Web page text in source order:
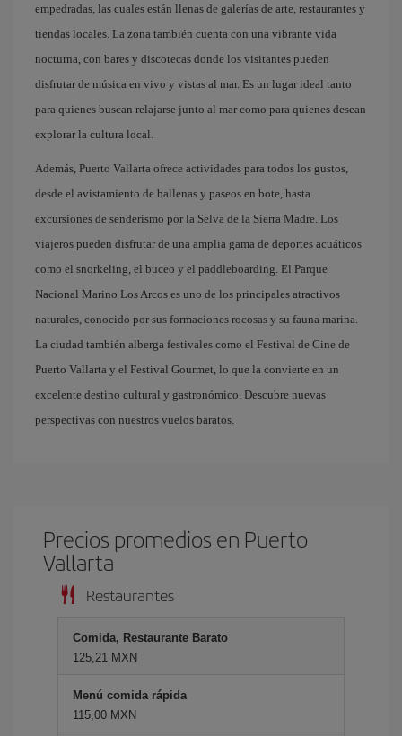
empedradas, las cuales están llenas de galerías de arte, restaurantes y
tiendas locales. La zona también cuenta con una vibrante vida
nocturna, con bares y discotecas donde los visitantes pueden
disfrutar de música en vivo y vistas al mar. Es un lugar ideal tanto
para quienes buscan relajarse junto al mar como para quienes desean
explorar la cultura local.
Además, Puerto Vallarta ofrece actividades para todos los gustos,
desde el avistamiento de ballenas y paseos en bote, hasta
excursiones de senderismo por la Selva de la Sierra Madre. Los
viajeros pueden disfrutar de una amplia gama de deportes acuáticos
como el snorkeling, el buceo y el paddleboarding. El Parque
Nacional Marino Los Arcos es uno de los principales atractivos
naturales, conocido por sus formaciones rocosas y su fauna marina.
La ciudad también alberga festivales como el Festival de Cine de
Puerto Vallarta y el Festival Gourmet, lo que la convierte en un
excelente destino cultural y gastronómico. Descubre nuevas
perspectivas con nuestros vuelos baratos.
Precios promedios en Puerto
Vallarta
Restaurantes
Comida, Restaurante Barato
125,21 MXN
Menú comida rápida
115,00 MXN